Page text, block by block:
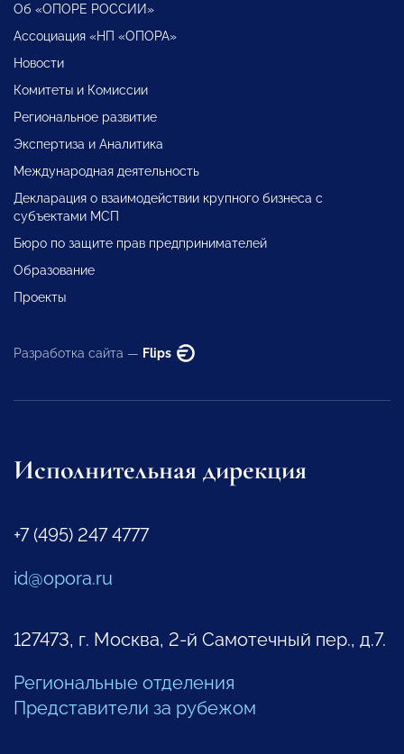
Об «ОПОРЕ РОССИИ»
Ассоциация «НП «ОПОРА»
Новости
Комитеты и Комиссии
Региональное развитие
Экспертиза и Аналитика
Международная деятельность
Декларация о взаимодействии крупного бизнеса с
субъектами МСП
Бюро по защите прав предпринимателей
Образование
Проекты
Разработка сайта — Flips
Исполнительная дирекция
+7 (495) 247 4777
id@opora.ru
127473, г. Москва, 2-й Самотечный пер., д.7.
Региональные отделения
Представители за рубежом